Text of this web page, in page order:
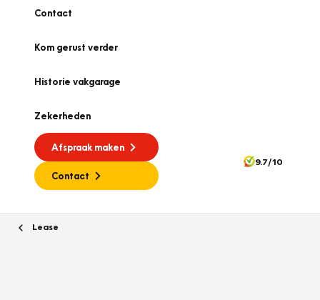
Contact
Kom gerust verder
Historie vakgarage
Zekerheden
Afspraak maken
Contact
9.7/10
Lease